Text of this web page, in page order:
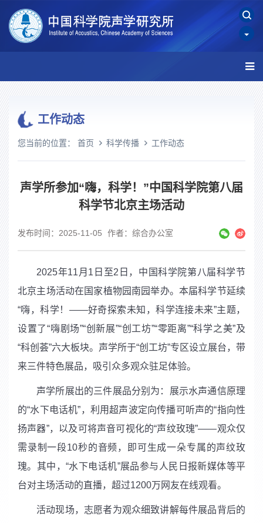
工作动态
您当前的位置： 首页 科学传播 工作动态
声学所参加“嗨，科学！”中国科学院第八届
科学节北京主场活动
发布时间：2025-11-05 作者：综合办公室
2025年11 月 1 日至2 日，中国科学院第八届科学节
北京主场活动在国家植物园南园举办。本届科学节延续
“嗨，科学！——好奇探索未知，科学连接未来”主题，
设置了“嗨剧场”“创新展”“创工坊”“零距离”“科学之美”及
“科创荟”六大板块。声学所于“创工坊”专区设立展台，带
来三件特色展品，吸引众多观众驻足体验。
声学所展出的三件展品分别为：展示水声通信原理
的“水下电话机”，利用超声波定向传播可听声的“指向性
扬声器”，以及可将声音可视化的“声纹玫瑰”——观众仅
需录制一段10秒的音频，即可生成一朵专属的声纹玫
瑰。其中，“水下电话机”展品参与人民日报新媒体等平
台对主场活动的直播，超过1200万网友在线观看。
活动现场，志愿者为观众细致讲解每件展品背后的